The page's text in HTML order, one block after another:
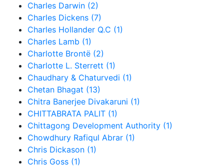
Charles Darwin (2)
Charles Dickens (7)
Charles Hollander Q.C (1)
Charles Lamb (1)
Charlotte Brontë (2)
Charlotte L. Sterrett (1)
Chaudhary & Chaturvedi (1)
Chetan Bhagat (13)
Chitra Banerjee Divakaruni (1)
CHITTABRATA PALIT (1)
Chittagong Development Authority (1)
Chowdhury Rafiqul Abrar (1)
Chris Dickason (1)
Chris Goss (1)